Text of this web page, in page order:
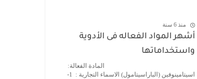
منذ 6 سنة
أشهر المواد الفعاله فى الأدوية
واستخداماتها
المادة الفعالة:
اسيتامينوفين (الباراسيتامول) الاسماء التجارية : 1-